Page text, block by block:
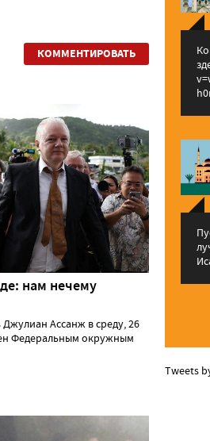
КОММЕНТИРОВАТЬ
нам нечему
Джулиан Ассанж в среду, 26
Федеральным окружным
Tweets